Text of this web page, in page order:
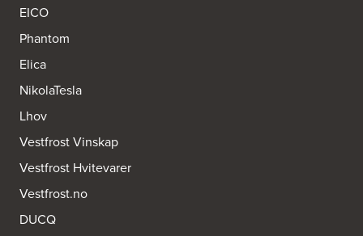
EICO
Phantom
Elica
NikolaTesla
Lhov
Vestfrost Vinskap
Vestfrost Hvitevarer
Vestfrost.no
DUCQ